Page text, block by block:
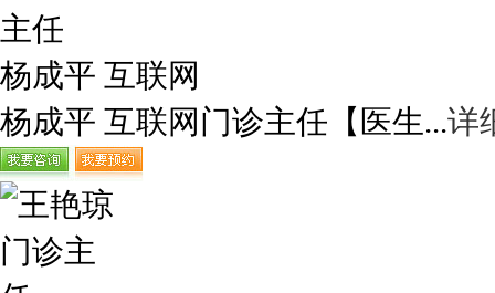
杨成平 互联网
杨成平 互联网门诊主任【医生...详